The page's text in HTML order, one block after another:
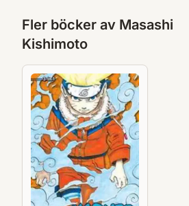
Fler böcker av Masashi
Kishimoto